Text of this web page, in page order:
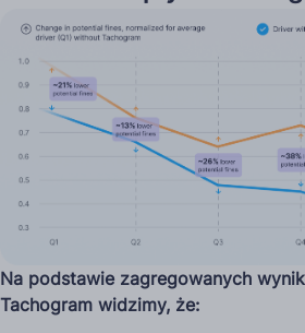
Na podstawie zagregowanych
Tachogram widzimy, że: